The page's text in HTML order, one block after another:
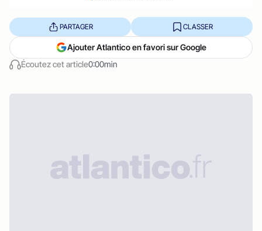
Écoutez cet article0:00min
PARTAGER CLASSER
Ajouter Atlantico en favori sur Google